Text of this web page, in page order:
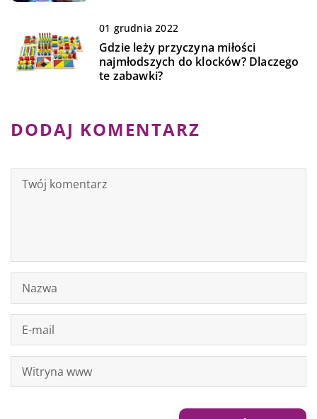
01 grudnia 2022
Gdzie leży przyczyna miłości
najmłodszych do klocków? Dlaczego
te zabawki?
DODAJ KOMENTARZ